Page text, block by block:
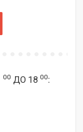
00 ДО 18 00: